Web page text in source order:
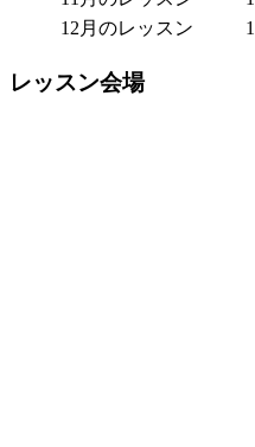
12月のレッスン
レッスン会場